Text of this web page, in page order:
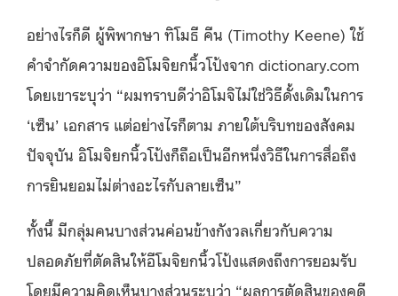
อย่างไรก็ดี ผู้พิพากษา ทิโมธี คีน (Timothy Keene) ใช้
คำจำกัดความของอิโมจิยกนิ้วโป้งจาก dictionary.com
โดยเขาระบุว่า “ผมทราบดีว่าอิโมจิไม่ใช่วิธีดั้งเดิมในการ
‘เซ็น’ เอกสาร แต่อย่างไรก็ตาม ภายใต้บริบทของสังคม
ปัจจุบัน อิโมจิยกนิ้วโป้งก็ถือเป็นอีกหนึ่งวิธีในการสื่อถึง
การยินยอมไม่ต่างอะไรกับลายเซ็น”
ทั้งนี้ มีกลุ่มคนบางส่วนค่อนข้างกังวลเกี่ยวกับความ
ปลอดภัยที่ตัดสินให้อีโมจิยกนิ้วโป้งแสดงถึงการยอมรับ
โดยมีความคิดเห็นบางส่วนระบุว่า “ผลการตัดสินของคดี